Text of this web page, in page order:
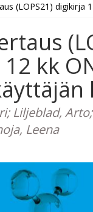
(LOPS21) digikirja
kk
Liljeblad,
Leena